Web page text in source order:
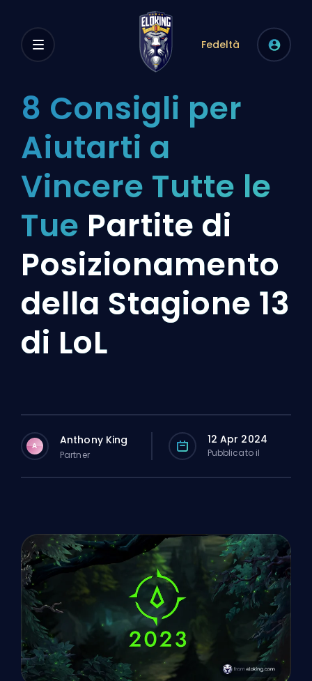
Fedeltà
8 Consigli per
Aiutarti a
Vincere Tutte le
Tue Partite di
Posizionamento
della Stagione 13
di LoL
A Anthony King
Partner
12 Apr 2024
Pubblicato il